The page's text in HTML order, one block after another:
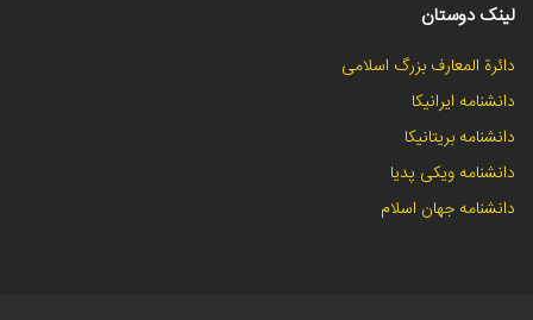
لینک دوستان
دائرة المعارف بزرگ اسلامی
دانشنامه ایرانیکا
دانشنامه بریتانیکا
دانشنامه ویکی پدیا
دانشنامه جهان اسلام